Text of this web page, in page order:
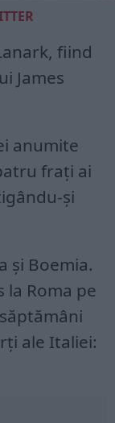
fiind
James
anumite
frați ai
și
și Boemia.
la Roma pe
ale Italiei: